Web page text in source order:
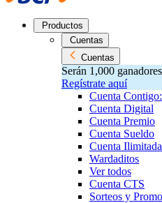
Productos
Cuentas
Cuentas
Serán 1,000
Regístrate aquí
Cuenta
Cuenta Digital
Cuenta Premio
Cuenta Sueldo
Cuenta Ilimitada
Wardaditos
Ver todos
Cuenta CTS
Sorteos y